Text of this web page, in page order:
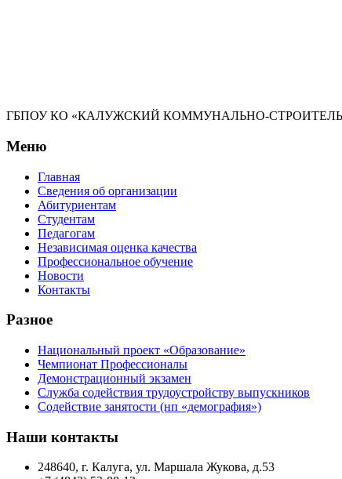
ГБПОУ КО «КАЛУЖСКИЙ КОММУНАЛЬНО-
Меню
Главная
Сведения об организации
Абитуриентам
Студентам
Педагогам
Независимая оценка качества
Профессиональное обучение
Новости
Контакты
Разное
Национальный проект «Образование»
Чемпионат Профессионалы
Демонстрационный экзамен
Служба содействия трудоустройству выпускников
Содействие занятости (нп «демография»)
Наши контакты
248640, г. Калуга, ул. Маршала Жукова, д.53